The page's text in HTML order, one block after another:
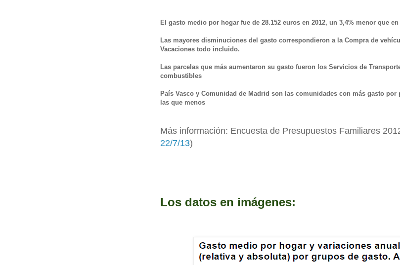
El gasto medio por hogar fue de 28.152 euros en 2012, un 3,4% menor que en
Las mayores disminuciones del gasto correspondieron a la Compra de
Vacaciones todo incluido.
Las parcelas que más aumentaron su gasto fueron los Servicios de
combustibles
País Vasco y Comunidad de Madrid son las comunidades con más gasto por
las que menos
Más información: Encuesta de Presupuestos Familiares
22/7/13)
Los datos en imágenes: